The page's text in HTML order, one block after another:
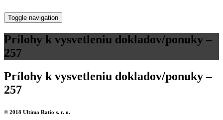
Toggle navigation
Prílohy k vysvetleniu dokladov/ponuky –
257
Prílohy k vysvetleniu dokladov/ponuky –
257
© 2018 Ultima Ratio s. r. o.